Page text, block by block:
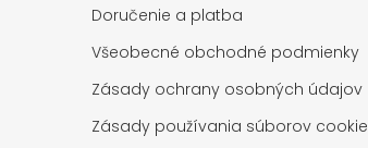
Doručenie a platba
Všeobecné obchodné podmienky
Zásady ochrany osobných údajov
Zásady používania súborov cookie